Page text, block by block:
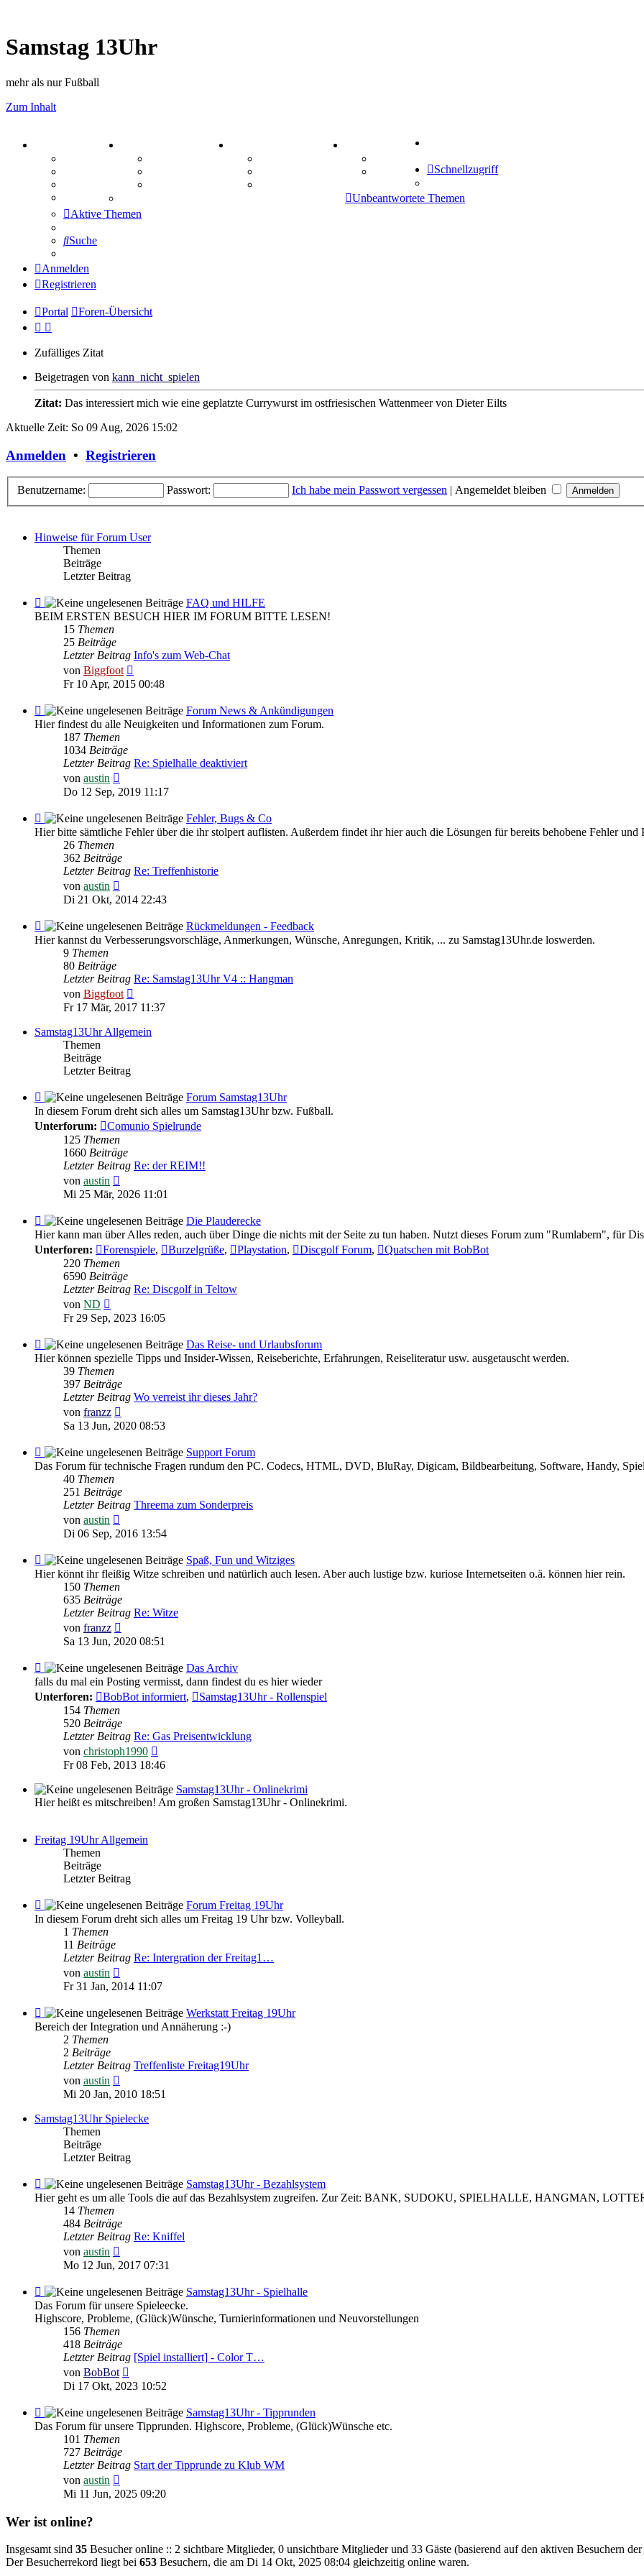
Samstag 13Uhr
mehr als nur Fußball
Zum Inhalt
Mastodon
Comunio
Schnellzugriff
Unbeantwortete Themen
Aktive Themen
Suche
Anmelden
Registrieren
Portal Foren-Übersicht
Zufälliges Zitat
Beigetragen von kann_nicht_spielen
Zitat: Das interessiert mich wie eine geplatzte Currywurst im ostfriesischen Wattenmeer von Dieter Eilts
Aktuelle Zeit: So 09 Aug, 2026 15:02
Anmelden • Registrieren
Benutzername: Passwort: Ich habe mein Passwort vergessen | Angemeldet bleiben
Hinweise für Forum User
Themen
Beiträge
Letzter Beitrag
Feed
-
HILFE
FAQ und HILFE
BEIM ERSTEN BESUCH HIER IM FORUM BITTE LESEN!
15 Themen
25 Beiträge
Letzter Beitrag Info's zum Web-Chat
von Biggfoot
Beitrag
Fr 10 Apr, 2015 00:48
Feed
-
Forum
News
Ankündigungen
Forum News & Ankündigungen
Hier findest du alle Neuigkeiten und Informationen zum Forum.
187 Themen
1034 Beiträge
Letzter Beitrag Re: Spielhalle deaktiviert
von austin
Beitrag
Do 12 Sep, 2019 11:17
Feed
-
Fehler,
Bugs
Fehler, Bugs & Co
Hier bitte sämtliche Fehler über die ihr stolpert auflisten. Außerdem findet ihr hier auch die Lösungen für bereits behobene Fehler und
26 Themen
362 Beiträge
Letzter Beitrag Re: Treffenhistorie
von austin
Beitrag
Di 21 Okt, 2014 22:43
Feed
-
Rückmeldungen
Feedback
Rückmeldungen - Feedback
Hier kannst du Verbesserungsvorschläge, Anmerkungen, Wünsche, Anregungen, Kritik, ... zu Samstag13Uhr.de loswerden.
9 Themen
80 Beiträge
Letzter Beitrag Re: Samstag13Uhr V4 :: Hangman
von Biggfoot
Beitrag
Fr 17 Mär, 2017 11:37
Samstag13Uhr Allgemein
Themen
Beiträge
Letzter Beitrag
Feed
-
Forum
Samstag13Uhr
Forum Samstag13Uhr
In diesem Forum dreht sich alles um Samstag13Uhr bzw. Fußball.
Unterforum:
Comunio Spielrunde
125 Themen
1660 Beiträge
Letzter Beitrag Re: der REIM!!
von austin
Beitrag
Mi 25 Mär, 2026 11:01
Feed
-
Die
Plauderecke
Die Plauderecke
Hier kann man über Alles reden, auch über Dinge die nichts mit der Seite zu tun haben. Nutzt dieses Forum zum "Rumlabern", für
Unterforen:
Forenspiele, Burzelgrüße, Playstation, Discgolf Forum,
Quatschen mit BobBot
220 Themen
6590 Beiträge
Letzter Beitrag Re: Discgolf in Teltow
von ND
Beitrag
Fr 29 Sep, 2023 16:05
Feed
-
Reise-
Urlaubsforum
Das Reise- und Urlaubsforum
Hier können spezielle Tipps und Insider-Wissen, Reiseberichte, Erfahrungen, Reiseliteratur usw. ausgetauscht werden.
39 Themen
397 Beiträge
Letzter Beitrag Wo verreist ihr dieses Jahr?
von franzz
Beitrag
Sa 13 Jun, 2020 08:53
Feed
-
Support
Forum
Support Forum
Das Forum für technische Fragen rundum den PC. Codecs, HTML, DVD, BluRay, Digicam, Bildbearbeitung, Software, Handy,
40 Themen
251 Beiträge
Letzter Beitrag Threema zum Sonderpreis
von austin
Beitrag
Di 06 Sep, 2016 13:54
Feed
-
Spaß,
Spaß, Fun und Witziges
Hier könnt ihr fleißig Witze schreiben und natürlich auch lesen. Aber auch lustige bzw. kuriose Internetseiten o.ä. können hier rein.
150 Themen
635 Beiträge
Letzter Beitrag Re: Witze
von franzz
Beitrag
Sa 13 Jun, 2020 08:51
Feed
-
Das
Archiv
Das Archiv
falls du mal ein Posting vermisst, dann findest du es hier wieder
Unterforen:
BobBot informiert,
Samstag13Uhr - Rollenspiel
154 Themen
520 Beiträge
Letzter Beitrag Re: Gas Preisentwicklung
von christoph1990
Beitrag
Fr 08 Feb, 2013 18:46
Samstag13Uhr - Onlinekrimi
Hier heißt es mitschreiben! Am großen Samstag13Uhr - Onlinekrimi.
Freitag 19Uhr Allgemein
Themen
Beiträge
Letzter Beitrag
Feed
-
Forum
Freitag
19Uhr
Forum Freitag 19Uhr
In diesem Forum dreht sich alles um Freitag 19 Uhr bzw. Volleyball.
1 Themen
11 Beiträge
Letzter Beitrag Re: Intergration der Freitag1…
von austin
Beitrag
Fr 31 Jan, 2014 11:07
Feed
-
Werkstatt
Freitag
19Uhr
Werkstatt Freitag 19Uhr
Bereich der Integration und Annäherung :-)
2 Themen
2 Beiträge
Letzter Beitrag Treffenliste Freitag19Uhr
von austin
Beitrag
Mi 20 Jan, 2010 18:51
Samstag13Uhr Spielecke
Themen
Beiträge
Letzter Beitrag
Feed
-
Samstag13Uhr
Bezahlsystem
Samstag13Uhr - Bezahlsystem
Hier geht es um alle Tools die auf das Bezahlsystem zugreifen. Zur Zeit: BANK, SUDOKU, SPIELHALLE, HANGMAN,
14 Themen
484 Beiträge
Letzter Beitrag Re: Kniffel
von austin
Beitrag
Mo 12 Jun, 2017 07:31
Feed
-
Samstag13Uhr
Spielhalle
Samstag13Uhr - Spielhalle
Das Forum für unsere Spieleecke.
Highscore, Probleme, (Glück)Wünsche, Turnierinformationen und Neuvorstellungen
156 Themen
418 Beiträge
Letzter Beitrag [Spiel installiert] - Color T…
von BobBot
Beitrag
Di 17 Okt, 2023 10:52
Feed
-
Samstag13Uhr
Tipprunden
Samstag13Uhr - Tipprunden
Das Forum für unsere Tipprunden. Highscore, Probleme, (Glück)Wünsche etc.
101 Themen
727 Beiträge
Letzter Beitrag Start der Tipprunde zu Klub WM
von austin
Beitrag
Mi 11 Jun, 2025 09:20
Wer ist online?
Insgesamt sind 35 Besucher online :: 2 sichtbare Mitglieder, 0 unsichtbare Mitglieder und 33 Gäste (basierend auf den aktiven Besuchern
Der Besucherrekord liegt bei 653 Besuchern, die am Di 14 Okt, 2025 08:04 gleichzeitig online waren.